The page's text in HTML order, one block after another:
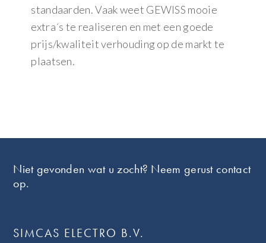
standaarden. Vaak weet GEWISS mooie
extra´s te realiseren en met een goede
prijs/kwaliteit verhouding op de markt te
plaatsen.
Niet gevonden wat u zocht? Neem gerust contact
op.
SIMCAS ELECTRO B.V.